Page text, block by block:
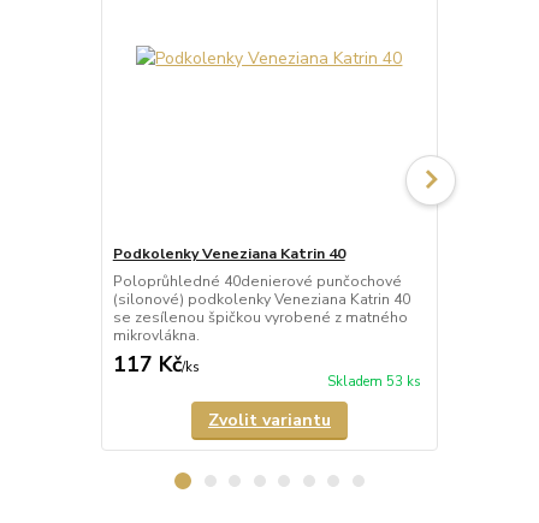
Podkolenky Veneziana Katrin 40
Poloprůhledné 40denierové punčochové
(silonové) podkolenky Veneziana Katrin 40
se zesílenou špičkou vyrobené z matného
mikrovlákna.
117 Kč/ks
Skladem 53 ks
Zvolit variantu